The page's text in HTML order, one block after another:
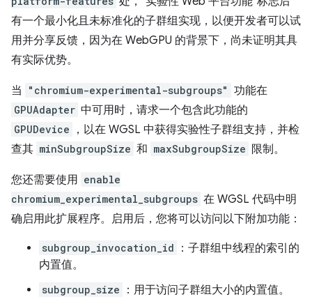
有一个最小化且未标准化的子群组实现，以便开发者可以试
用并分享反馈，因为在 WebGPU 的背景下，尚未证明其具
有实际优势。
当 "chromium-experimental-subgroups" 功能在
GPUAdapter 中可用时，请求一个包含此功能的
GPUDevice
，以在 WGSL 中获得实验性子群组支持，并检
查其 minSubgroupSize 和 maxSubgroupSize 限制。
您还需要使用 enable
chromium_experimental_subgroups 在 WGSL 代码中明
确启用此扩展程序。启用后，您将可以访问以下附加功能：
subgroup_invocation_id
：子群组中线程的索引的
内置值。
subgroup_size ：用于访问子群组大小的内置值。